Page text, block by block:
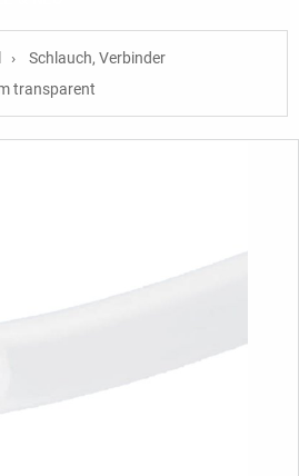
Schlauch, Verbinder
transparent